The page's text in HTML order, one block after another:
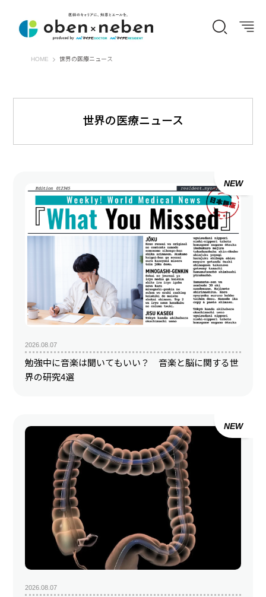
HOME オーベン×ネーベン
世界の医療ニュース
世界の医療ニュース
NEW
2026.08.07
勉強中に音楽は聞いてもいい？ 音楽と脳に関する世
界の研究4選
NEW
2026.08.07